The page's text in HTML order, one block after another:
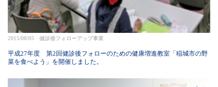
2015/08/05 健診後フォローアップ事業
平成27年度 第2回健診後フォローのための健康増進教室「稲城市の野
菜を食べよう」を開催しました。